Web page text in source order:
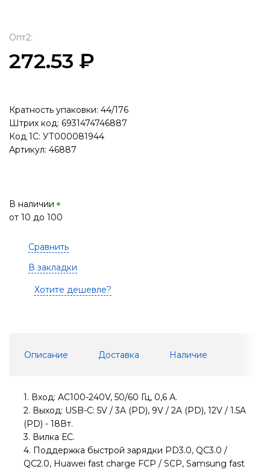
Опт2:
272.53 ₽
Кратность упаковки: 44/176
Штрих код: 6931474746887
Код 1С: УТ000081944
Артикул: 46887
В наличии
от 10 до 100
Сравнить
В закладки
Хотите дешевле?
Описание Доставка Наличие
1. Вход: AC100-240V, 50/60 Гц, 0,6 А.
2. Выход: USB-C: 5V / 3A (PD), 9V / 2A (PD), 12V / 1.5A
(PD) - 18Вт.
3. Вилка ЕС.
4. Поддержка быстрой зарядки PD3.0, QC3.0 /
QC2.0, Huawei fast charge FCP / SCP, Samsung fast